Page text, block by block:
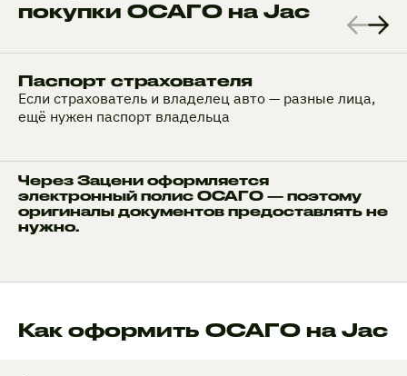
покупки ОСАГО на Jac
Паспорт страхователя
Если страхователь и владелец авто — разные лица,
ещё нужен паспорт владельца
Через Зацени оформляется
электронный полис ОСАГО — поэтому
оригиналы документов предоставлять не
нужно.
Как оформить ОСАГО на Jac